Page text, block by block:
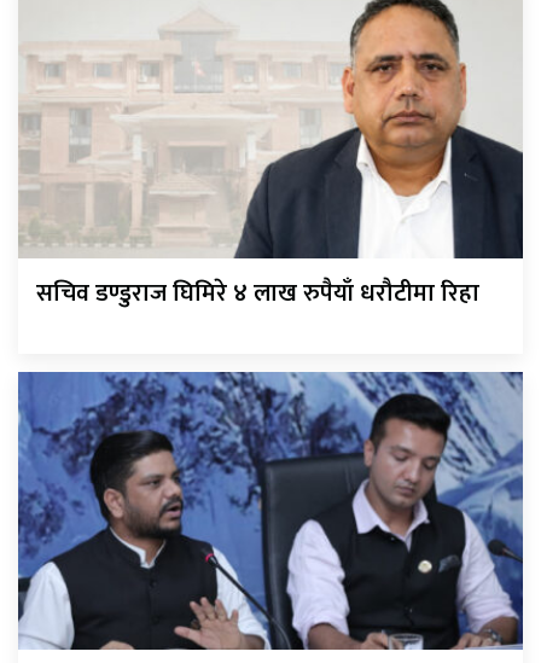
सचिव डण्डुराज घिमिरे ४ लाख रुपैयाँ धरौटीमा रिहा